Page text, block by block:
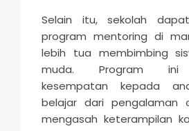
Selain itu, sekolah
program mentoring di
lebih tua membimbing
muda. Program ini
kesempatan kepada
belajar dari pengalaman
mengasah keterampilan